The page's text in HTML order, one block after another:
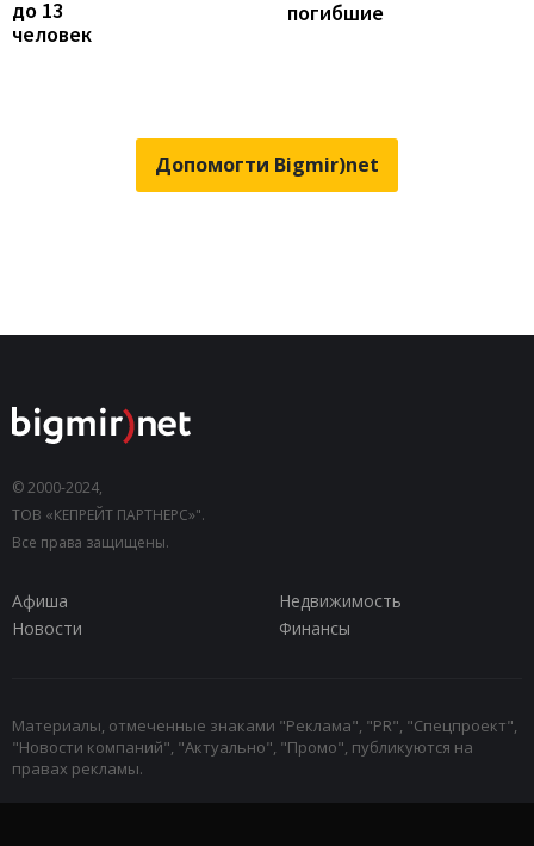
до 13
человек
погибшие
Допомогти Bigmir)net
© 2000-2024,
ТОВ «КЕПРЕЙТ ПАРТНЕРС»".
Все права защищены.
Афиша
Недвижимость
Новости
Финансы
Материалы, отмеченные знаками "Реклама", "PR", "Спецпроект",
"Новости компаний", "Актуально", "Промо", публикуются на
правах рекламы.